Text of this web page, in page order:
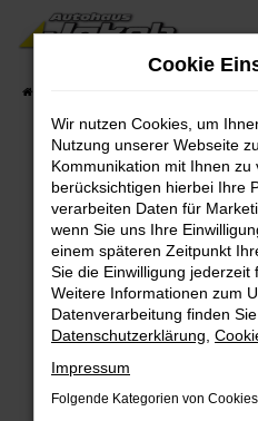
Zum
Hauptinhalt
Fehler:
Beim Laden ist ein Fehler
Hier sind ein paar Tipps,
Überprüfe deine
Internetverbindung.
Laden andere
Suchmaschine?
Prüfe deine
Cookie
Wir nutzen Cookies, um
Nutzung unserer Webseite
Kommunikation mit Ihnen zu
berücksichtigen hierbei Ihre
verarbeiten Daten für
wenn Sie uns Ihre
einem späteren Zeitpunkt
Sie die Einwilligung jederzeit
Weitere Informationen zum
Datenverarbeitung finden
Datenschutzerklärung
Impressum
Folgende Kategorien von